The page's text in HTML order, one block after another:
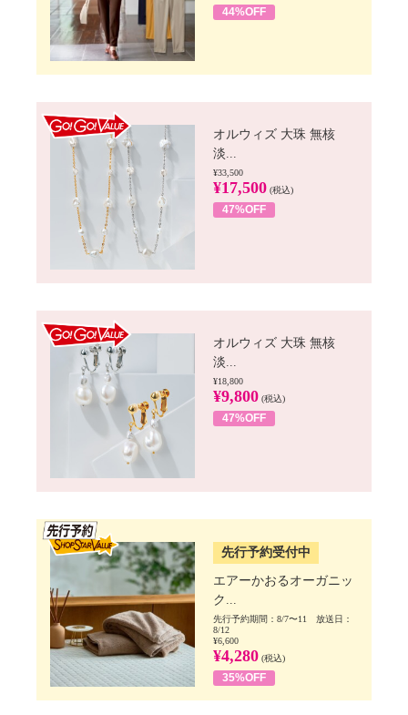
44%OFF
オルウィズ 大珠 無核
淡...
¥33,500
¥17,500 (税込)
47%OFF
オルウィズ 大珠 無核
淡...
¥18,800
¥9,800 (税込)
47%OFF
先行予約受付中
エアーかおるオーガニッ
ク...
先行予約期間：8/7〜11 放送日：
8/12
¥6,600
¥4,280 (税込)
35%OFF